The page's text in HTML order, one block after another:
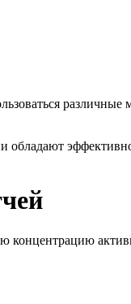
различные
обладают
концентрацию